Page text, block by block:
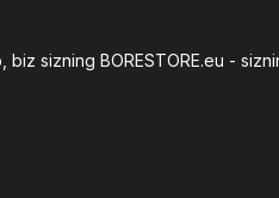
sizning BORESTORE.eu -